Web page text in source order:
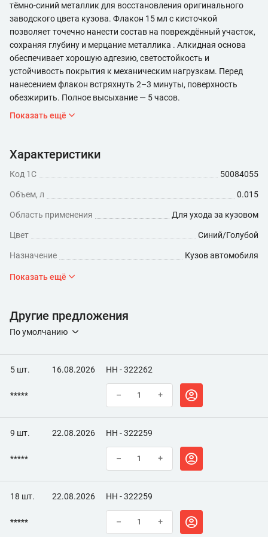
тёмно-синий металлик для восстановления оригинального
заводского цвета кузова. Флакон 15 мл с кисточкой
позволяет точечно нанести состав на повреждённый участок,
сохраняя глубину и мерцание металлика . Алкидная основа
обеспечивает хорошую адгезию, светостойкость и
устойчивость покрытия к механическим нагрузкам. Перед
нанесением флакон встряхнуть 2–3 минуты, поверхность
обезжирить. Полное высыхание — 5 часов.
Показать ещё
Характеристики
Код 1С 50084055
Объем, л 0.015
Область применения Для ухода за кузовом
Цвет Синий/Голубой
Назначение Кузов автомобиля
Форма выпуска
Объем, мл
Тип
Показать ещё
Другие предложения
По умолчанию
5 шт. 16.08.2026 НН - 322262
***** – +
9 шт. 22.08.2026 НН - 322259
***** – +
18 шт. 22.08.2026 НН - 322259
***** – +